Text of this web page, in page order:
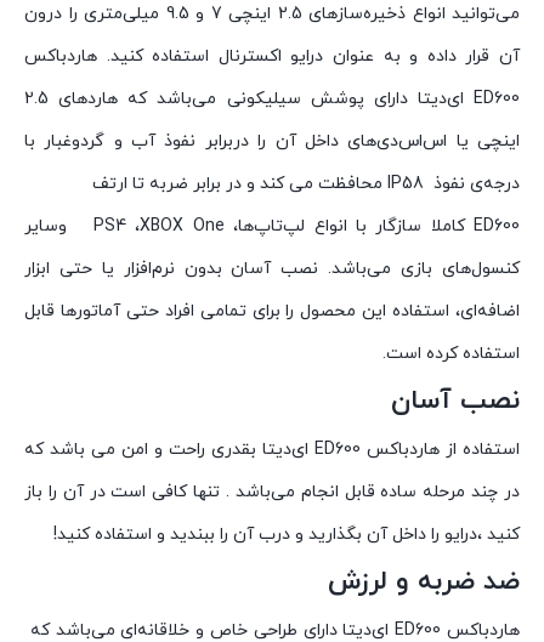
می‌توانید انواع ذخیره‌ساز‌های 2.5 اینچی 7 و 9.5 میلی‌متری را درون
آن قرار داده و به عنوان درایو اکسترنال استفاده کنید. هاردباکس
ED600 ای‌دیتا دارای پوشش سیلیکونی می‌باشد که هاردهای 2.5
اینچی یا اس‌اس‌دی‌های داخل آن را دربرابر نفوذ آب و گردوغبار با
درجه‌ی نفوذ IP58 محافظت می کند و در برابر ضربه تا ارتف
ED600 کاملا سازگار با انواع لپ‌تاپ‌ها، PS4 ،XBOX One وسایر
کنسول‌های بازی می‌باشد. نصب آسان بدون نرم‌افزار یا حتی ابزار
اضافه‌ای، استفاده این محصول را برای تمامی افراد حتی آماتورها قابل
استفاده کرده است.
نصب آسان
استفاده از هاردباکس ED600 ای‌دیتا بقدری راحت و امن می باشد که
در چند مرحله ساده قابل انجام می‌باشد . تنها کافی است در آن را باز
کنید ،درایو را داخل آن بگذارید و درب آن را ببندید و استفاده کنید!
ضد ضربه و لرزش
هاردباکس ED600 ای‌دیتا دارای طراحی خاص و خلاقانه‌ای می‌باشد که